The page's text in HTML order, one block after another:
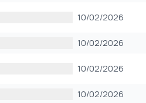
10/02/2026
10/02/2026
10/02/2026
10/02/2026